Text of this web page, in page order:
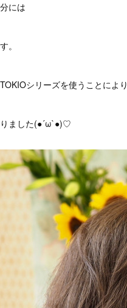
には
。
シリーズを使うことにより
ました(●´ω`●)♡